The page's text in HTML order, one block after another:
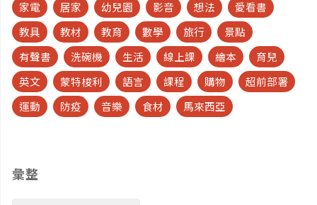
家電
居家 幼兒園 影音 想法
愛看書
教具
教材 教育 數學 旅行
景點
有聲書
洗碗機 生活 線上課 繪本
育兒
英文
蒙特梭利 語言 課程 購物
超前部署
運動
防疫 音樂 食材 馬來西亞
彙整